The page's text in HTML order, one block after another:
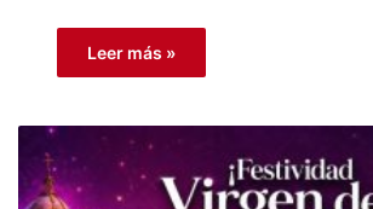
Leer más »